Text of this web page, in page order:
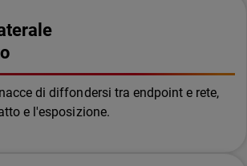
di diffondersi tra endpoint e rete,
e l'esposizione.